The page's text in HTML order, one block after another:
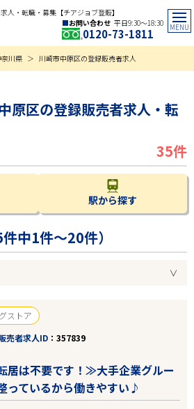
人・転職・募集【チアジョブ登販】
お問い合わせ 平日9:30〜18:30
0120-73-1811
川県 川崎市中原区の登録販売者求人
原区の登録販売者求人・転
35件
駅から探す
件中1件～20件）
ストア
売者求人ID 357839
居は不要です！≫大手企業グルー
っているから働きやすい♪